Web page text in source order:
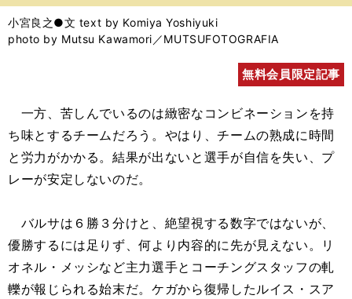
バ
小宮良之●文 text by Komiya Yoshiyuki
photo by Mutsu Kawamori／MUTSUFOTOGRAFIA
無料会員限定記事
一方、苦しんでいるのは緻密なコンビネーションを持
ち味とするチームだろう。やはり、チームの熟成に時間
と労力がかかる。結果が出ないと選手が自信を失い、プ
レーが安定しないのだ。
バルサは６勝３分けと、絶望視する数字ではないが、
優勝するには足りず、何より内容的に先が見えない。リ
オネル・メッシなど主力選手とコーチングスタッフの軋
轢が報じられる始末だ。ケガから復帰したルイス・スア